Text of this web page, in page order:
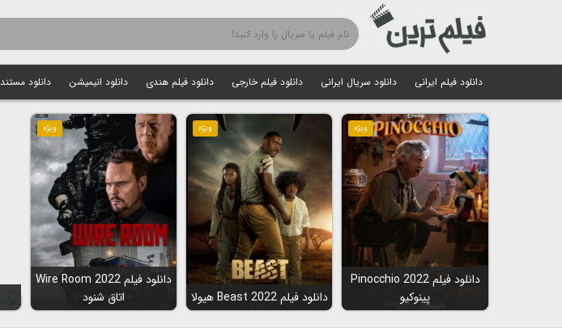
دانلود فیلم ایرانی دانلود سریال ایرانی دانلود فیلم خارجی دانلود فیلم هندی دانلود انیمیشن دانلود مستند
ویژه
دانلود فیلم Pinocchio 2022
پینوکیو
ویژه
دانلود فیلم Beast 2022 هیولا
ویژه
دانلود فیلم Wire Room 2022
اتاق شنود